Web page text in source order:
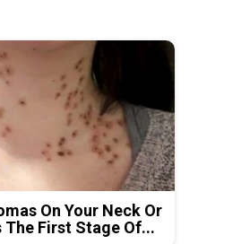
On Your Neck Or
The First Stage Of...